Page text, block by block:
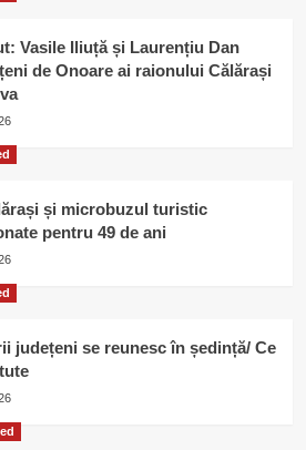
Vasile Iliuță și Laurențiu Dan
de Onoare ai raionului Călărași
și microbuzul turistic
pentru 49 de ani
județeni se reunesc în ședință/ Ce